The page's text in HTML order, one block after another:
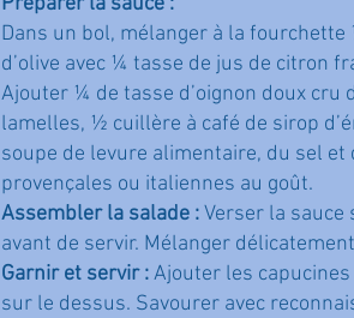
Dans un bol, mélanger à la fourchette
d’olive avec ¼ tasse de jus de citron
Ajouter ¼ de tasse d’oignon doux cru
lamelles, ½ cuillère à café de sirop
soupe de levure alimentaire, du sel et
provençales ou italiennes au goût.
Assembler la salade :Verser la
avant de servir. Mélanger
Garnir et servir :Ajouter les
sur le dessus. Savourer avec